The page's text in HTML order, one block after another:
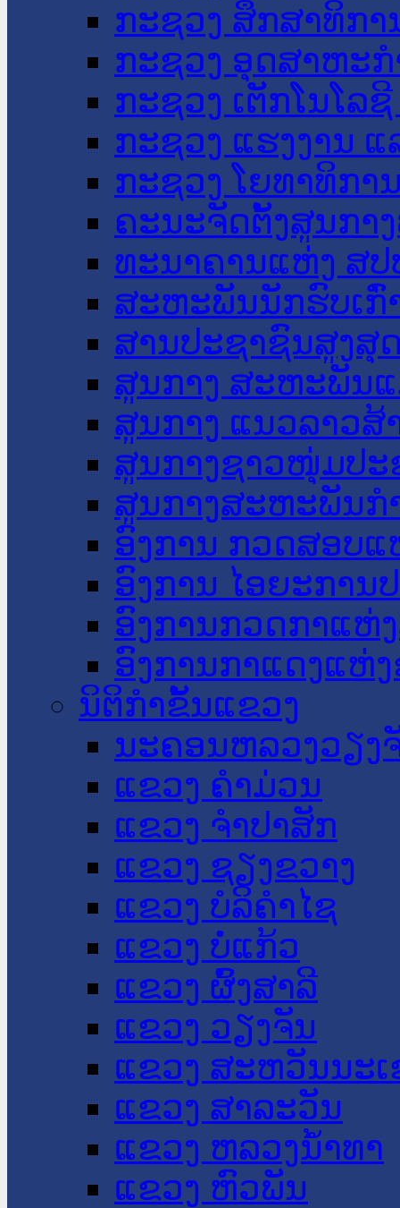
ກະຊວງ ສຶກສາທິກາ
ກະຊວງ ອຸດສາຫະ
ກະຊວງ ເຕັກໂນໂລ
ກະຊວງ ແຮງງານ
ກະຊວງ ໂຍທາທິກາ
ຄະນະຈັດຕັ້ງສູນກາ
ທະນາຄານແຫ່ງ ສປ
ສະຫະພັນນັກຮົບເກົ່
ສານປະຊາຊົນສູງສຸ
ສູນກາງ ສະຫະພັນ
ສູນກາງ ແນວລາວສ້
ສູນກາງຊາວໜຸ່ມປະ
ສູນກາງສະຫະພັນກ
ອົງການ ກວດສອບແ
ອົງການ ໄອຍະການ
ອົງການກວດກາແຫ່
ອົງການກາແດງແຫ່
ນິຕິກໍາຂັ້ນແຂວງ
ນະ​ຄອນ​ຫລວງວຽງ
ແຂວງ ຄໍາມ່ວນ
ແຂວງ ຈໍາປາສັກ
ແຂວງ ຊຽງຂວາງ
ແຂວງ ບໍລິຄໍາໄຊ
ແຂວງ ບໍ່ແກ້ວ
ແຂວງ ຜົ້ງສາລີ
ແຂວງ ວຽງຈັນ
ແຂວງ ສະຫວັນນະ
ແຂວງ ສາລະວັນ
ແຂວງ ຫລວງນໍ້າທາ
ແຂວງ ຫົວພັນ